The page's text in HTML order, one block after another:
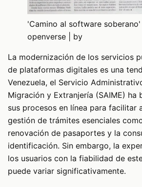
'Camino al software soberano'
openverse | by
La modernización de los servicios
de plataformas digitales es una
Venezuela, el Servicio
Migración y Extranjería (SAIME) ha
sus procesos en línea para facilitar
gestión de trámites esenciales
renovación de pasaportes y la
identificación. Sin embargo, la
los usuarios con la fiabilidad de
puede variar significativamente.